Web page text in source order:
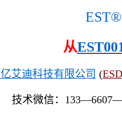
EST®
从
艾迪科技有限公司 (
技术微信：